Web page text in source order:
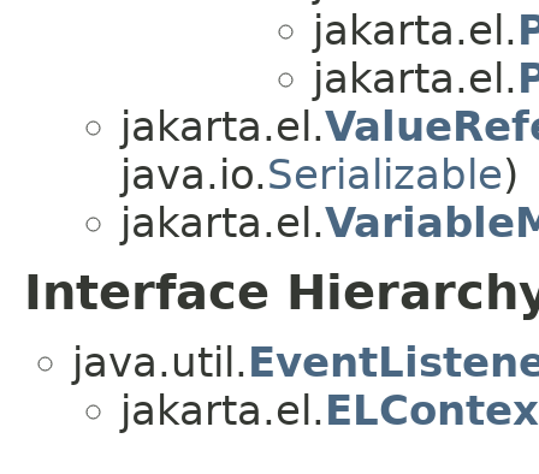
jakarta.el.
jakarta.el.
jakarta.el.
java.io.Serializable)
jakarta.el.
Interface
java.util.
jakarta.el.